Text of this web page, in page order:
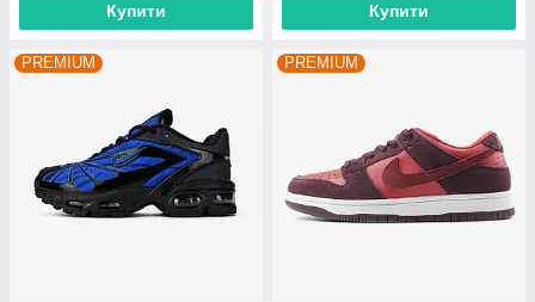
Купити Купити
PREMIUM PREMIUM